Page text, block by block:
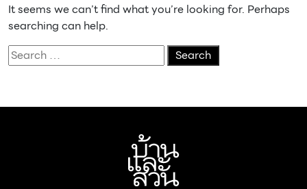
It seems we can’t find what you’re looking for. Perhaps
searching can help.
Search
for: